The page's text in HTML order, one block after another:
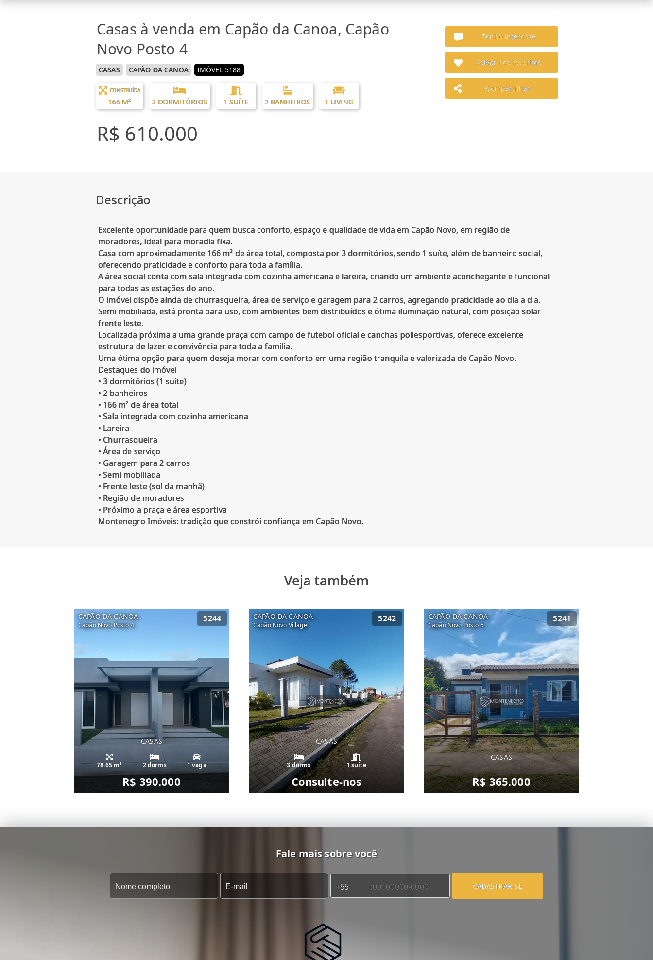
Casas à venda em Capão da Canoa, Capão
Novo Posto 4
CASAS CAPÃO DA CANOA IMÓVEL 5188
CONSTRUÍDA
166 M² 3 DORMITÓRIOS 1 SUÍTE 2 BANHEIROS 1 LIVING
R$ 610.000
Tenho interesse
Salvar nos favoritos
Compartilhar
Descrição
Excelente oportunidade para quem busca conforto, espaço e qualidade de vida em Capão Novo, em região de
moradores, ideal para moradia fixa.
Casa com aproximadamente 166 m² de área total, composta por 3 dormitórios, sendo 1 suíte, além de banheiro social,
oferecendo praticidade e conforto para toda a família.
A área social conta com sala integrada com cozinha americana e lareira, criando um ambiente aconchegante e funcional
para todas as estações do ano.
O imóvel dispõe ainda de churrasqueira, área de serviço e garagem para 2 carros, agregando praticidade ao dia a dia.
Semi mobiliada, está pronta para uso, com ambientes bem distribuídos e ótima iluminação natural, com posição solar
frente leste.
Localizada próxima a uma grande praça com campo de futebol oficial e canchas poliesportivas, oferece excelente
estrutura de lazer e convivência para toda a família.
Uma ótima opção para quem deseja morar com conforto em uma região tranquila e valorizada de Capão Novo.
Destaques do imóvel
• 3 dormitórios (1 suíte)
• 2 banheiros
• 166 m² de área total
• Sala integrada com cozinha americana
• Lareira
• Churrasqueira
• Área de serviço
• Garagem para 2 carros
• Semi mobiliada
• Frente leste (sol da manhã)
• Região de moradores
• Próximo a praça e área esportiva
Montenegro Imóveis: tradição que constrói confiança em Capão Novo.
Veja também
CAPÃO DA CANOA
Capão Novo Posto 4
5244
CASAS
78.65 m² 2 dorms 1 vaga
R$ 390.000
CAPÃO DA CANOA
Capão Novo Village
5242
CASAS
3 dorms 1 suíte
Consulte-nos
CAPÃO DA CANOA
Capão Novo Posto 5
5241
CASAS
R$ 365.000
Fale mais sobre você
CADASTRAR-SE